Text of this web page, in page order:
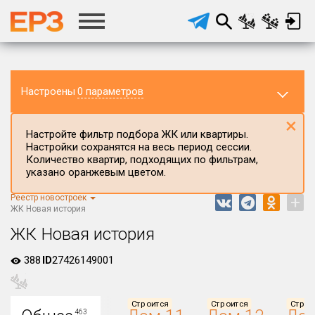
Настроены 0 параметров
Регион ЖК
Республика Мордовия
Район в регионе
Все
Населённый пункт
Настройте фильтр подбора ЖК или квартиры.
Настройки сохранятся на весь период сессии.
Количество квартир, подходящих по фильтрам,
указано оранжевым цветом.
×
Реестр новостроек
ЖК Новая история
+
ЖК Новая история
388 ID27426149001
463
Строится Строится